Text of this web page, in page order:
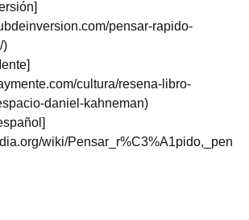
pensar-rapido-
)
cultura/resena-libro-
daniel-kahneman)
wiki/Pensar_r%C3%A1pido,_pen